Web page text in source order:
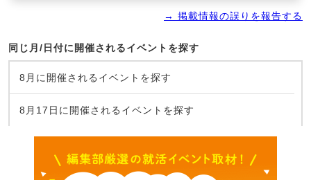
→ 掲載情報の誤りを報告する
同じ月/日付に開催されるイベントを探す
8月に開催されるイベントを探す
8月17日に開催されるイベントを探す